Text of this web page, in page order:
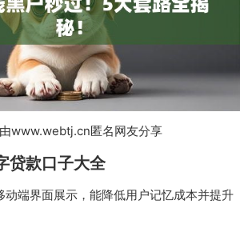
www.webtj.cn匿名网友分享
贷款口子大全
动端界面展示，能降低用户记忆成本并提升